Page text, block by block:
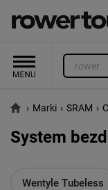
› Marki › SRAM ›
System
Wentyle Tubeless